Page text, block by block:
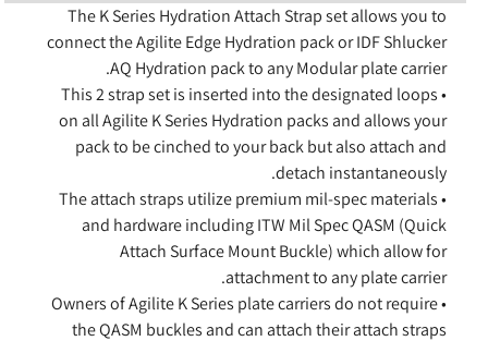
The K Series Hydration Attach Strap set allows you to
connect the Agilite Edge Hydration pack or IDF Shlucker
AQ Hydration pack to any Modular plate carrier.
• This 2 strap set is inserted into the designated loops
on all Agilite K Series Hydration packs and allows your
pack to be cinched to your back but also attach and
detach instantaneously.
• The attach straps utilize premium mil-spec materials
and hardware including ITW Mil Spec QASM (Quick
Attach Surface Mount Buckle) which allow for
attachment to any plate carrier.
• Owners of Agilite K Series plate carriers do not require
the QASM buckles and can attach their attach straps